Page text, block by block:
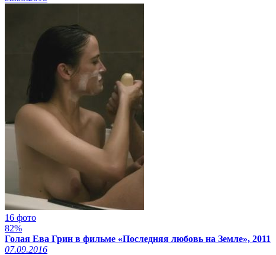
16 фото
82%
Голая Ева Грин в фильме «Последняя любовь на Земле», 2011
07.09.2016